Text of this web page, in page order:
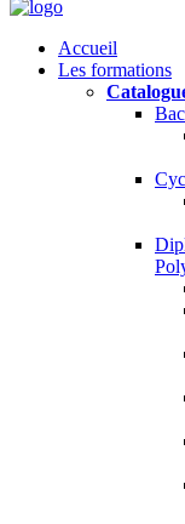
Accueil
Les formations